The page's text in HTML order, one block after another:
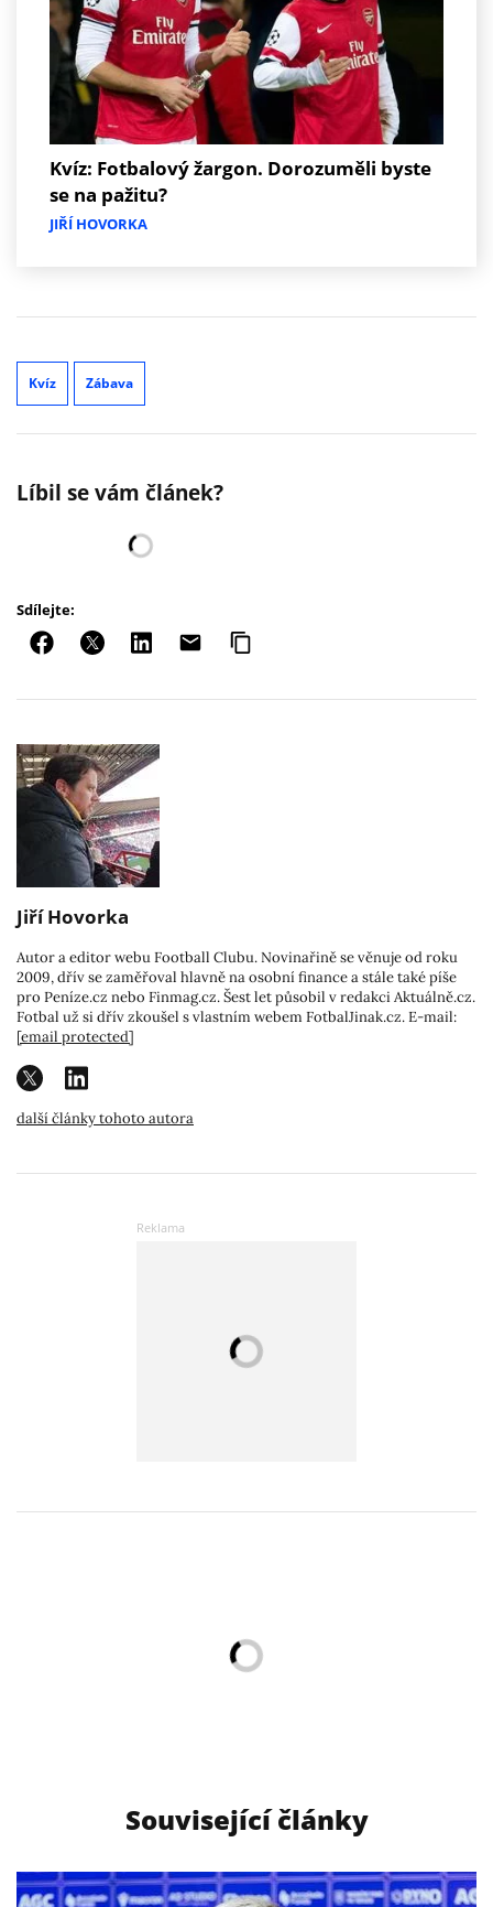
Kvíz: Fotbalový žargon. Dorozuměli byste
se na pažitu?
JIŘÍ HOVORKA
Kvíz Zábava
Líbil se vám článek?
Sdílejte:
Jiří Hovorka
Autor a editor webu Football Clubu. Novinařině se věnuje od roku
2009, dřív se zaměřoval hlavně na osobní finance a stále také píše
pro Peníze.cz nebo Finmag.cz. Šest let působil v redakci Aktuálně.cz.
Fotbal už si dřív zkoušel s vlastním webem FotbalJinak.cz. E-mail:
[email protected]
další články tohoto autora
Související články